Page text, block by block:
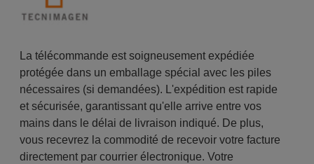
La télécommande est soigneusement expédiée
protégée dans un emballage spécial avec les piles
nécessaires (si demandées). L'expédition est rapide
et sécurisée, garantissant qu'elle arrive entre vos
mains dans le délai de livraison indiqué. De plus,
vous recevrez la commodité de recevoir votre facture
directement par courrier électronique. Votre